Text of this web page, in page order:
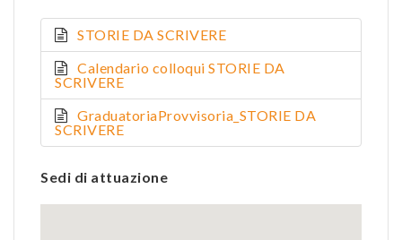
STORIE DA SCRIVERE
Calendario colloqui STORIE DA
SCRIVERE
GraduatoriaProvvisoria_STORIE DA
SCRIVERE
Sedi di attuazione